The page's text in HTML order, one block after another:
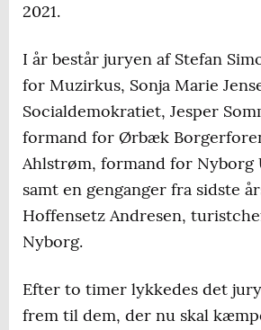
2021.
I år består juryen af Stefan
for Muzirkus, Sonja Marie
Socialdemokratiet, Jesper
formand for Ørbæk
Ahlstrøm, formand for Nyborg
samt en genganger fra sidste
Hoffensetz Andresen,
Nyborg.
Efter to timer lykkedes det
frem til dem, der nu skal